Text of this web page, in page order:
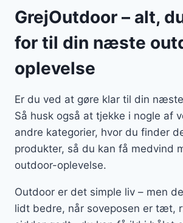
GrejOutdoor – alt,
for til din næste
oplevelse
Er du ved at gøre klar til din
Så husk også at tjekke i nogle af
andre kategorier, hvor du finder
produkter, så du kan få medvind
outdoor-oplevelse.
Outdoor er det simple liv – men
lidt bedre, når soveposen er tæt,